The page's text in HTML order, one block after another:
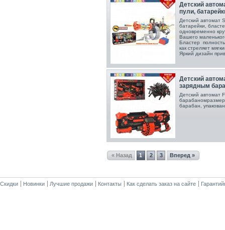
Детский
пули,
Детский автомат
батарейки,
одновременно
Вашего
Бластер
как стреляет
Яркий дизайн
Детский
зарядным
Детский автомат
барабаном
барабан,
« Назад 1 2 3 Вперед »
Скидки Новинки Лучшие продажи Контакты Как сделать заказ на сайте